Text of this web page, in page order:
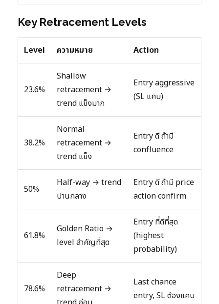
Key Retracement Levels
Level ความหมาย Action
23.6%
Shallow
retracement →
trend แข็งมาก
Entry aggressive
(SL แคบ)
38.2%
Normal
retracement →
trend แข็ง
Entry ดี ถ้ามี
confluence
50%
Half-way → trend
ปานกลาง
Entry ดี ถ้ามี price
action confirm
61.8%
Golden Ratio →
level สำคัญที่สุด
Entry ที่ดีที่สุด
(highest
probability)
78.6%
Deep
retracement →
Last chance
entry, SL ต้องแคบ